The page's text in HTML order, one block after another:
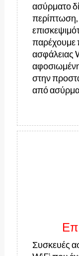
ασύρματο
περίπτωση,
παρέχουμε
ασφάλειας
στην
από
Συσκευές